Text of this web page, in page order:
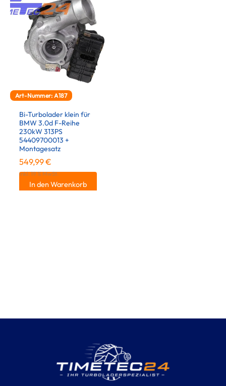
Art-Nummer: A187
Bi-Turbolader klein für
BMW 3.0d F-Reihe
230kW 313PS
54409700013 +
Montagesatz
549,99€
inkl. 19 % MwSt.
In den Warenkorb